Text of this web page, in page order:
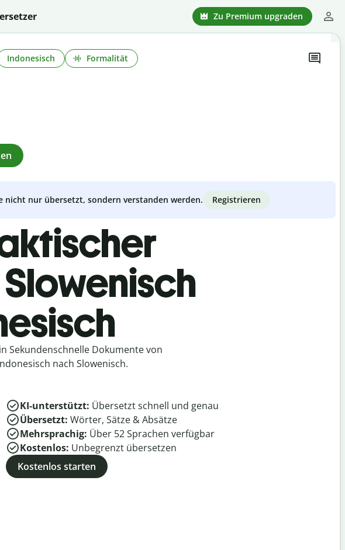
Zu Premium upgraden
Indonesisch Formalität
nicht nur übersetzt, sondern verstanden werden. Registrieren
Sekundenschnelle Dokumente von
nach Slowenisch.
KI-unterstützt: Übersetzt schnell und genau
Übersetzt: Wörter, Sätze & Absätze
Mehrsprachig: Über 52Sprachen verfügbar
Kostenlos: Unbegrenzt übersetzen
Kostenlos starten